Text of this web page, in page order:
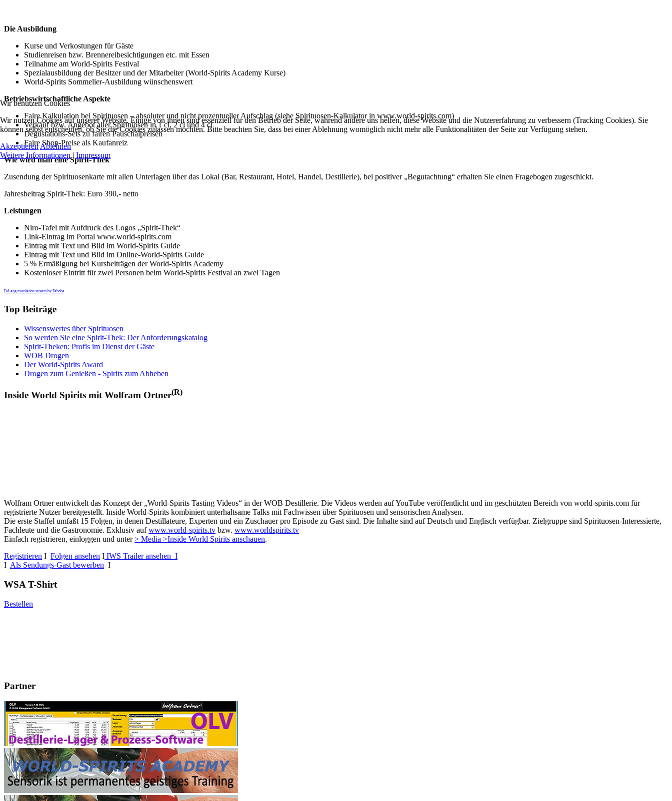
Die Ausbildung
Kurse und Verkostungen für Gäste
Studienreisen bzw. Brennereibesichtigungen etc. mit Essen
Teilnahme am World-Spirits Festival
Spezialausbildung der Besitzer und der Mitarbeiter (World-Spirits Academy Kurse)
World-Spirits Sommelier-Ausbildung wünschenswert
Betriebswirtschaftliche Aspekte
Faire Kalkulation bei Spirituosen – absoluter und nicht prozentueller Aufschlag (siehe Spirituosen-Kalkulator in www.world-spirits.com)
Verkauf bzw. Angebot aller Spirituosen in 1 cl, 2 cl und 4 cl
Degustations-Sets zu fairen Pauschalpreisen
Faire Shop-Preise als Kaufanreiz
Wie wird man eine Spirit-Thek
Zusendung der Spirituosenkarte mit allen Unterlagen über das Lokal (Bar, Restaurant, Hotel, Handel, Destillerie), bei positiver „Begutachtung“ erhalten Sie einen Fragebogen zugeschickt.
Jahresbeitrag Spirit-Thek: Euro 390,- netto
Leistungen
Niro-Tafel mit Aufdruck des Logos „Spirit-Thek“
Link-Eintrag im Portal www.world-spirits.com
Eintrag mit Text und Bild im World-Spirits Guide
Eintrag mit Text und Bild im Online-World-Spirits Guide
5 % Ermäßigung bei Kursbeiträgen der World-Spirits Academy
Kostenloser Eintritt für zwei Personen beim World-Spirits Festival an zwei Tagen
FaLang translation system by Faboba
Top Beiträge
Wissenswertes über Spirituosen
So werden Sie eine Spirit-Thek: Der Anforderungskatalog
Spirit-Theken: Profis im Dienst der Gäste
WOB Drogen
Der World-Spirits Award
Drogen zum Genießen - Spirits zum Abheben
Inside World Spirits mit Wolfram Ortner(R)
Wolfram Ortner entwickelt das Konzept der „World-Spirits Tasting Videos“ in der WOB Destillerie. Die Videos werden auf YouTube veröffentlicht und im geschützten Bereich von world-spirits.com für
registrierte Nutzer bereitgestellt. Inside World-Spirits kombiniert unterhaltsame Talks mit Fachwissen über Spirituosen und sensorischen Analysen.
Die erste Staffel umfaßt 15 Folgen, in denen Destillateure, Experten und ein Zuschauer pro Episode zu Gast sind. Die Inhalte sind auf Deutsch und Englisch verfügbar. Zielgruppe sind Spirituosen-Interessierte,
Fachleute und die Gastronomie. Exklusiv aufwww.world-spirits.tv bzw. www.worldspirits.tv
Einfach registrieren, einloggen und unter> Media >Inside World Spirits anschauen.
Registrieren I Folgen ansehen I IWS Trailer ansehen I
I Als Sendungs-Gast bewerben I
WSA T-Shirt
Bestellen
Partner
Wir benutzen Cookies
Wir nutzen Cookies auf unserer Website. Einige von ihnen sind essenziell für den Betrieb der Seite, während andere uns helfen, diese Website und die Nutzererfahrung zu verbessern (Tracking Cookies). Sie
können selbst entscheiden, ob Sie die Cookies zulassen möchten. Bitte beachten Sie, dass bei einer Ablehnung womöglich nicht mehr alle Funktionalitäten der Seite zur Verfügung stehen.
Akzeptieren Ablehnen
Weitere Informationen| Impressum